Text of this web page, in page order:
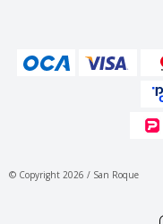
© Copyright 2026 / San Roque